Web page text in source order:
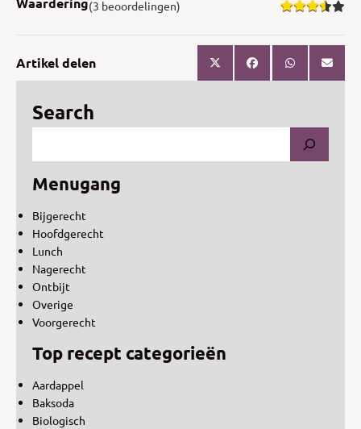
(3 beoordelingen)
Artikel delen
Search
Menugang
Bijgerecht
Hoofdgerecht
Lunch
Nagerecht
Ontbijt
Overige
Voorgerecht
Top recept categorieën
Aardappel
Baksoda
Biologisch